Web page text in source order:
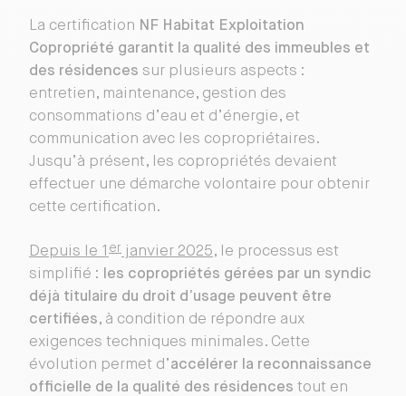
La certification NF Habitat Exploitation
Copropriété garantit la qualité des immeubles et
des résidences sur plusieurs aspects :
entretien, maintenance, gestion des
consommations d’eau et d’énergie, et
communication avec les copropriétaires.
Jusqu’à présent, les copropriétés devaient
effectuer une démarche volontaire pour obtenir
cette certification.
Depuis le 1 er janvier 2025, le processus est
simplifié :
les copropriétés gérées par un syndic
déjà titulaire du droit d’usage peuvent être
certifiées, à condition de répondre aux
exigences techniques minimales. Cette
évolution permet d’accélérer la reconnaissance
officielle de la qualité des résidences tout en